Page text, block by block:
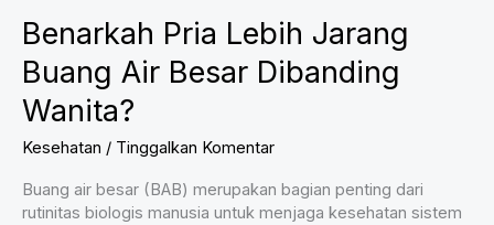
dengan
Benarkah Pria Lebih Jarang
Buang Air Besar Dibanding
Wanita?
Kesehatan / Tinggalkan Komentar
Buang air besar (BAB) merupakan bagian penting dari
rutinitas biologis manusia untuk menjaga kesehatan sistem